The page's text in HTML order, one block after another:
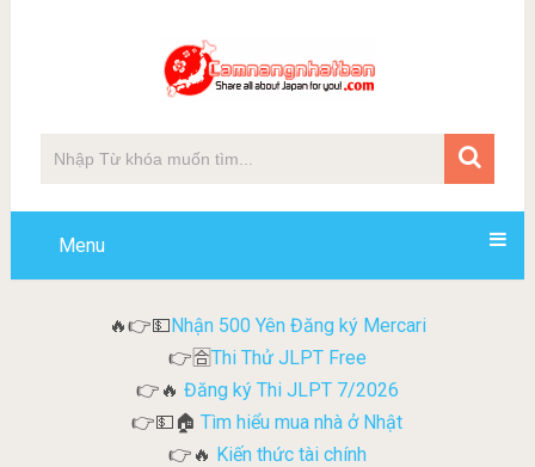
Menu
🔥👉💵Nhận 500 Yên Đăng ký Mercari
👉🈴Thi Thử JLPT Free
👉🔥 Đăng ký Thi JLPT 7/2026
👉💵🏠Tìm hiểu mua nhà ở Nhật
👉🔥 Kiến thức tài chính